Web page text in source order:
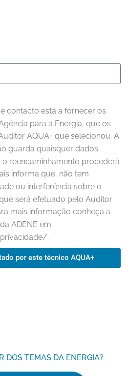
contacto está a fornecer os
para a Energia, que os
AQUA+ que selecionou. A
guarda quaisquer dados
reencaminhamento procederá
informa que, não tem
ou interferência sobre o
será efetuado pelo Auditor
mais informação conheça a
ADENE em:
.
por este técnico AQUA+
DOS TEMAS DA ENERGIA?